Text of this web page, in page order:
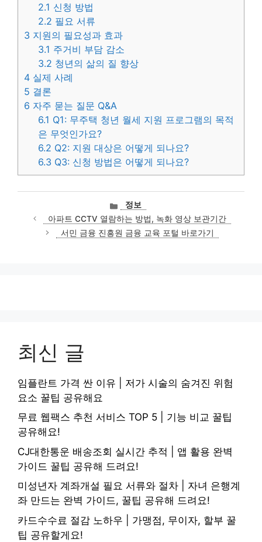
2.1 신청 방법
2.2 필요 서류
3 지원의 필요성과 효과
3.1 주거비 부담 감소
3.2 청년의 삶의 질 향상
4 실제 사례
5 결론
6 자주 묻는 질문 Q&A
6.1 Q1: 무주택 청년 월세 지원 프로그램의 목적
은 무엇인가요?
6.2 Q2: 지원 대상은 어떻게 되나요?
6.3 Q3: 신청 방법은 어떻게 되나요?
카
테
고
리
정보
아파트 CCTV 열람하는 방법, 녹화 영상 보관기간
서민 금융 진흥원 금융 교육 포털 바로가기
최신 글
임플란트 가격 싼 이유 | 저가 시술의 숨겨진 위험
요소 꿀팁 공유해요
무료 웹팩스 추천 서비스 TOP 5 | 기능 비교 꿀팁
공유해요!
CJ대한통운 배송조회 실시간 추적 | 앱 활용 완벽
가이드 꿀팁 공유해 드려요!
미성년자 계좌개설 필요 서류와 절차 | 자녀 은행계
좌 만드는 완벽 가이드, 꿀팁 공유해 드려요!
카드수수료 절감 노하우 | 가맹점, 무이자, 할부 꿀
팁 공유할게요!